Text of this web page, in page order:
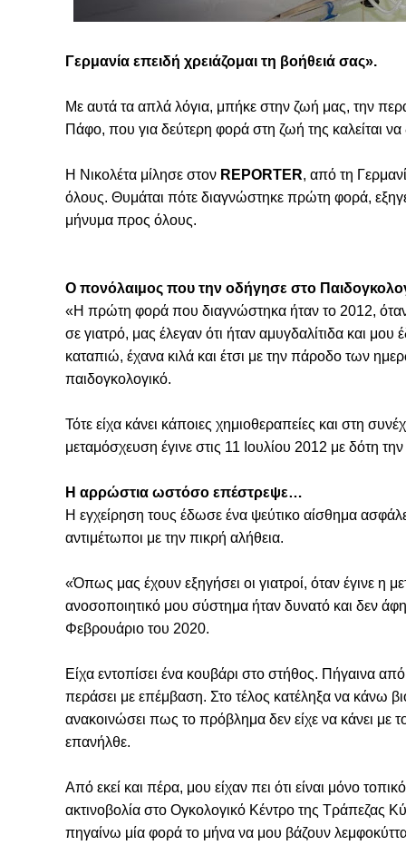
Γερμανία επειδή χρειάζομαι τη βοήθειά σας».
Με αυτά τα απλά λόγια, μπήκε στην ζωή μας, την
Πάφο, που για δεύτερη φορά στη ζωή της καλείται
Η Νικολέτα μίλησε στον REPORTER, από τη
όλους. Θυμάται πότε διαγνώστηκε πρώτη φορά,
μήνυμα προς όλους.
Ο πονόλαιμος που την οδήγησε στο
«Η πρώτη φορά που διαγνώστηκα ήταν το 2012, όταν
σε γιατρό, μας έλεγαν ότι ήταν αμυγδαλίτιδα και
καταπιώ, έχανα κιλά και έτσι με την πάροδο των
παιδογκολογικό.
Τότε είχα κάνει κάποιες χημιοθεραπείες και στη
μεταμόσχευση έγινε στις 11 Ιουλίου 2012 με δότη
Η αρρώστια ωστόσο επέστρεψε…
Η εγχείρηση τους έδωσε ένα ψεύτικο αίσθημα
αντιμέτωποι με την πικρή αλήθεια.
«Όπως μας έχουν εξηγήσει οι γιατροί, όταν έγινε η
ανοσοποιητικό μου σύστημα ήταν δυνατό και δεν
Φεβρουάριο του 2020.
Είχα εντοπίσει ένα κουβάρι στο στήθος. Πήγαινα
περάσει με επέμβαση. Στο τέλος κατέληξα να κάνω
ανακοινώσει πως το πρόβλημα δεν είχε να κάνει με
επανήλθε.
Από εκεί και πέρα, μου είχαν πει ότι είναι μόνο
ακτινοβολία στο Ογκολογικό Κέντρο της Τράπεζας
πηγαίνω μία φορά το μήνα να μου βάζουν